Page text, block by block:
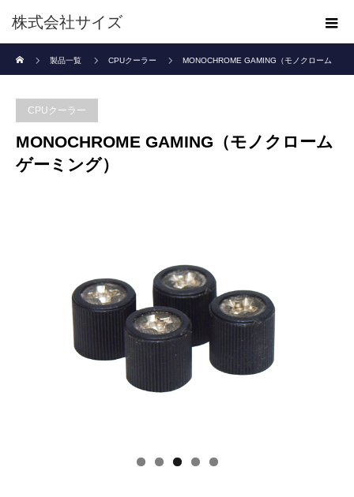
株式会社サイズ
製品一覧
CPUクーラー MONOCHROME GAMING（モノクローム
CPUクーラー
MONOCHROME GAMING（モノクローム
ゲーミング）